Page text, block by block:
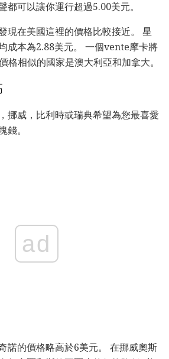
都可以讓你運行超過5.00美元。
現在美國這裡的價格比較接近。 星
成本為2.88美元。 一個vente摩卡將
格相似的國家是澳大利亞和加拿大。
挪威，比利時或瑞典希望為您最喜愛
錢。
ad
諾的價格略高於6美元。 在挪威奧斯